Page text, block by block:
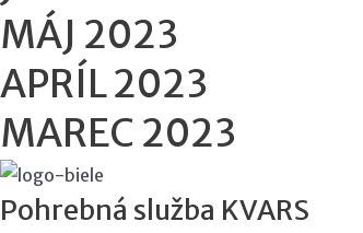
MÁJ 2023
APRÍL 2023
MAREC 2023
Pohrebná služba KVARS